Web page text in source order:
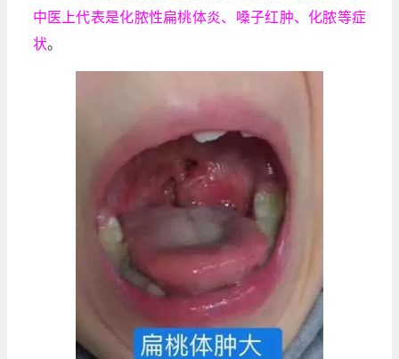
中医上代表是化脓性扁桃体炎、嗓子红肿、化脓等症
状。